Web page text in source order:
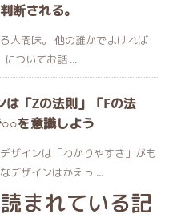
断される。
人間味。 他の誰かでよければ
ついてお話 ...
は「Zの法則」「Fの法
を意識しよう
ザインは「わかりやすさ」がも
デザインはかえっ ...
まれている記